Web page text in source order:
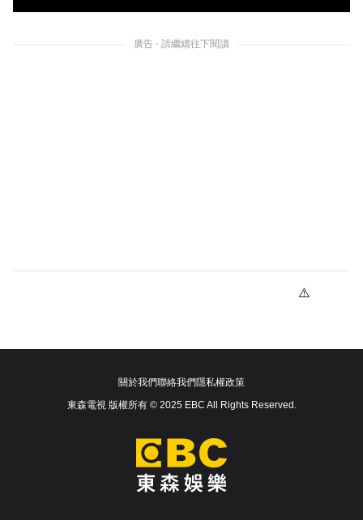
廣告 - 請繼續往下閱讀
關於我們聯絡我們隱私權政策
東森電視 版權所有 © 2025 EBC All Rights Reserved.